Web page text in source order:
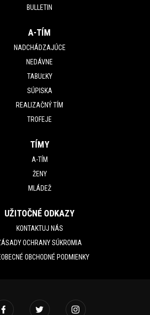
BULLETIN
A-TÍM
NADCHÁDZAJÚCE
NEDÁVNE
TABUĽKY
SÚPISKA
REALIZAČNÝ TÍM
TROFEJE
TÍMY
A-TÍM
ŽENY
MLÁDEŽ
UŽITOČNÉ ODKAZY
KONTAKTUJ NÁS
OCHRANY SÚKROMIA
OBCHODNÉ PODMIENKY